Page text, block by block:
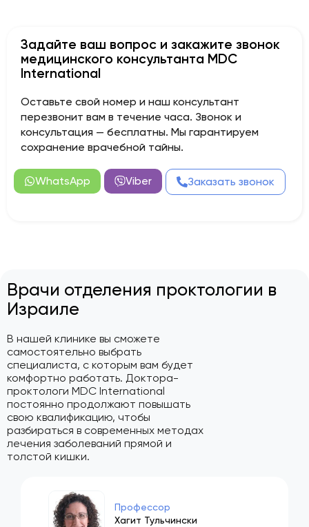
Задайте ваш вопрос и закажите звонок
медицинского консультанта MDC
International
Оставьте свой номер и наш консультант
перезвонит вам в течение часа. Звонок и
консультация — бесплатны. Мы гарантируем
сохранение врачебной тайны.
WhatsApp Viber Заказать звонок
Врачи отделения проктологии в
Израиле
В нашей клинике вы сможете
самостоятельно выбрать
специалиста, с которым вам будет
комфортно работать. Доктора-
проктологи MDC International
постоянно продолжают повышать
свою квалификацию, чтобы
разбираться в современных методах
лечения заболеваний прямой и
толстой кишки.
Профессор
Хагит Тульчински